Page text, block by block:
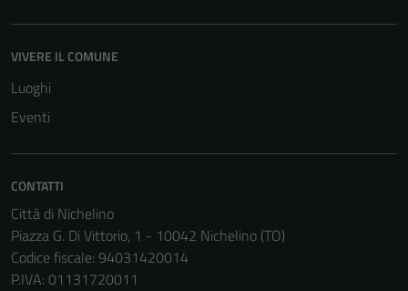
VIVERE IL COMUNE
Luoghi
Eventi
CONTATTI
Città di Nichelino
Piazza G. Di Vittorio, 1 - 10042 Nichelino (TO)
Codice fiscale: 94031420014
P.IVA: 01131720011